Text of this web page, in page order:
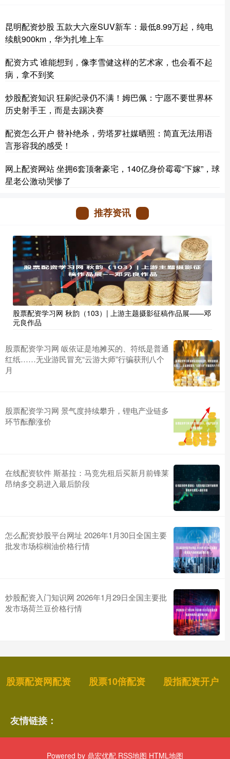
昆明配资炒股 五款大六座SUV新车：最低8.99万起，纯电
续航900km，华为扎堆上车
配资方式 谁能想到，像李雪健这样的艺术家，也会看不起
病，拿不到奖
炒股配资知识 狂刷纪录仍不满！姆巴佩：宁愿不要世界杯
历史射手王，而是去踢决赛
配资怎么开户 替补绝杀，劳塔罗社媒晒照：简直无法用语
言形容我的感受！
网上配资网站 坐拥6套顶奢豪宅，140亿身价霉霉“下嫁”，球
星老公激动哭惨了
推荐资讯
股票配资学习网 秋韵（103）| 上游主题摄影征稿作品展——邓
元良作品
股票配资学习网 皈依证是地摊买的、符纸是普通
红纸……无业游民冒充“云游大师”行骗获刑八个
月
股票配资学习网 景气度持续攀升，锂电产业链多
环节酝酿涨价
在线配资软件 斯基拉：马竞先租后买新月前锋莱
昂纳多交易进入最后阶段
怎么配资炒股平台网址 2026年1月30日全国主要
批发市场棕榈油价格行情
炒股配资入门知识网 2026年1月29日全国主要批
发市场荷兰豆价格行情
股票配资网配资 股票10倍配资 股指配资开户
友情链接：
Powered by 鼎宏优配 RSS地图 HTML地图